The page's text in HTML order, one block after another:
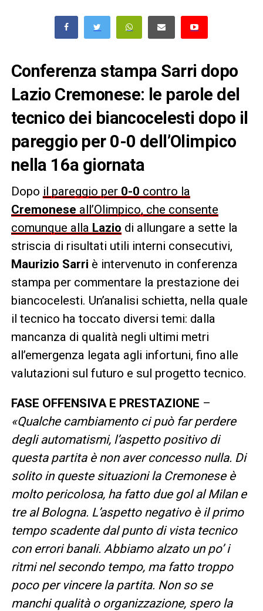
Conferenza stampa Sarri dopo
Lazio Cremonese: le parole del
tecnico dei biancocelesti dopo il
pareggio per 0-0 dell’Olimpico
nella 16a giornata
Dopo il pareggio per 0-0 contro la
Cremonese all’Olimpico, che consente
comunque alla Lazio di allungare a sette la
striscia di risultati utili interni consecutivi,
Maurizio Sarri è intervenuto in conferenza
stampa per commentare la prestazione dei
biancocelesti. Un’analisi schietta, nella quale
il tecnico ha toccato diversi temi: dalla
mancanza di qualità negli ultimi metri
all’emergenza legata agli infortuni, fino alle
valutazioni sul futuro e sul progetto tecnico.
FASE OFFENSIVA E PRESTAZIONE –
«Qualche cambiamento ci può far perdere
degli automatismi, l’aspetto positivo di
questa partita è non aver concesso nulla. Di
solito in queste situazioni la Cremonese è
molto pericolosa, ha fatto due gol al Milan e
tre al Bologna. L’aspetto negativo è il primo
tempo scadente dal punto di vista tecnico
con errori banali. Abbiamo alzato un po’ i
ritmi nel secondo tempo, ma fatto troppo
poco per vincere la partita. Non so se
manchi qualità o organizzazione, spero la